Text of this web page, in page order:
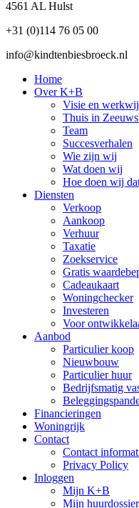
4561 AL Hulst
+31 (0)114 76 05 00
info@kindtenbiesbroeck.nl
Home
Over K+B
Visie en
Thuis in
Team
Succesverhalen
Wie zijn wij
Wat doen wij
Hoe doen wij
Diensten
Verkoop
Aankoop
Verhuur
Taxatie
Zoekservice
Gratis
Cadeaukaart
Woningchecker
Investeren
Voor
Aanbod
Particulier koop
Nieuwbouw
Particulier huur
Bedrijfsmatig
Financieringen
Woningrijk
Contact
Contact
Privacy Policy
Inloggen
Mijn K+B
Mijn huurdossier